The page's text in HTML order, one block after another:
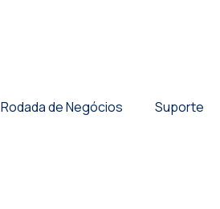
Rodada de Negócios Suporte